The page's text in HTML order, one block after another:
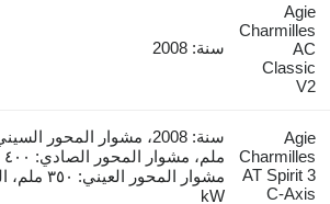
Agie
Charmilles
AC
Classic
V2
سنة: 2008
Agie
Charmilles
AT Spirit 3
C-Axis
kW